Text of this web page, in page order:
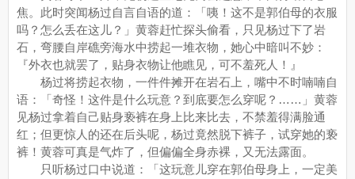
焦。此时突闻杨过自言自语的道：「咦！这不是郭伯母的衣服
吗？怎么丢在这儿？」黄蓉赶忙探头偷看，只见杨过下了岩
石，弯腰自岸礁旁海水中捞起一堆衣物，她心中暗叫不妙：
『外衣也就罢了，贴身衣物让他瞧见，可不羞死人！』
杨过将捞起衣物，一件件摊开在岩石上，嘴中不时喃喃自
语：「奇怪！这件是什么玩意？到底要怎么穿呢？……」黄蓉
见杨过拿着自己贴身亵裤在身上比来比去，不禁羞得满脸通
红；但更惊人的还在后头呢，杨过竟然脱下裤子，试穿她的亵
裤！黄蓉可真是气炸了，但偏偏全身赤裸，又无法露面。
只听杨过口中说道：「这玩意儿穿在郭伯母身上，一定美